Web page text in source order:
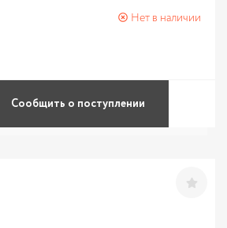
Нет в наличии
Сообщить о поступлении